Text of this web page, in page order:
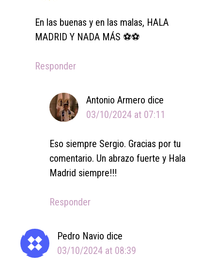
En las buenas y en las malas, HALA
MADRID Y NADA MÁS ⚽️⚽️
Responder
Antonio Armero dice
03/10/2024 at 07:11
Eso siempre Sergio. Gracias por tu
comentario. Un abrazo fuerte y Hala
Madrid siempre!!!
Responder
Pedro Navio dice
03/10/2024 at 08:39